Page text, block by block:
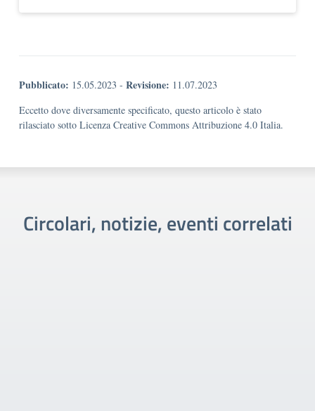
Pubblicato: 15.05.2023 - Revisione: 11.07.2023
Eccetto dove diversamente specificato, questo articolo è stato
rilasciato sotto Licenza Creative Commons Attribuzione 4.0 Italia.
Circolari, notizie, eventi correlati